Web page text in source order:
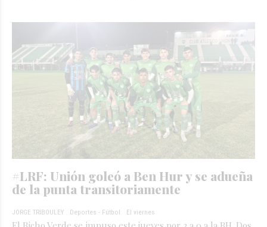
#LRF: Unión goleó a Ben Hur y se adueña
de la punta transitoriamente
JORGE TRIBOULEY Deportes - Fútbol El viernes